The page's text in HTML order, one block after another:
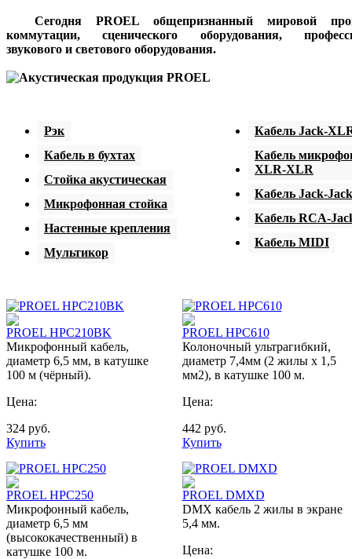
Сегодня PROEL общепризнанный мировой
коммутации, сценического оборудования,
звукового и светового оборудования.
Рэк
Кабель в бухтах
Стойка акустическая
Микрофонная стойка
Настенные крепления
Мультикор
Кабель Jack-
Кабель
XLR-XLR
Кабель Jack-Jack
Кабель RCA-
Кабель MIDI
PROEL HPC210BK
Микрофонный кабель,
диаметр 6,5 мм, в катушке
100 м (чёрный).
Цена:
324 руб.
Купить
PROEL HPC610
Колоночный ультрагибкий,
диаметр 7,4мм (2 жилы х 1,5
мм2), в катушке 100 м.
Цена:
442 руб.
Купить
PROEL HPC250
Микрофонный кабель,
диаметр 6,5 мм
(высококачественный) в
катушке 100 м.
PROEL DMXD
DMX кабель 2 жилы в экране
5,4 мм.
Цена: